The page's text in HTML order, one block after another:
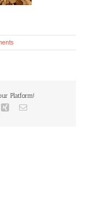
Platform!
Xing Email